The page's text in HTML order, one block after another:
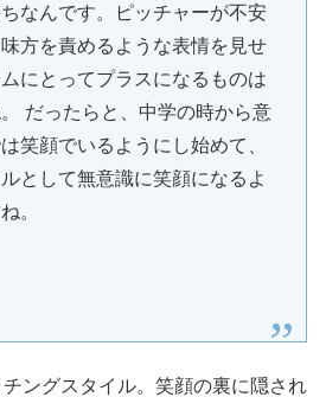
なんです。ピッチャーが不安
方を責めるような表情を見せ
にとってプラスになるものは
だったらと、中学の時から意
笑顔でいるようにし始めて、
として無意識に笑顔になるよ
。
ングスタイル。笑顔の裏に隠され